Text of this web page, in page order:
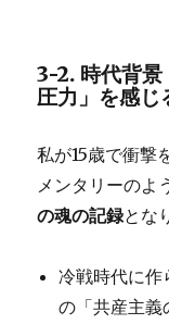
3-2. 時代背景
圧力」を感じ
私が15歳で衝撃
メンタリーのよ
の魂の記録とな
冷戦時代に作
の「共産主義